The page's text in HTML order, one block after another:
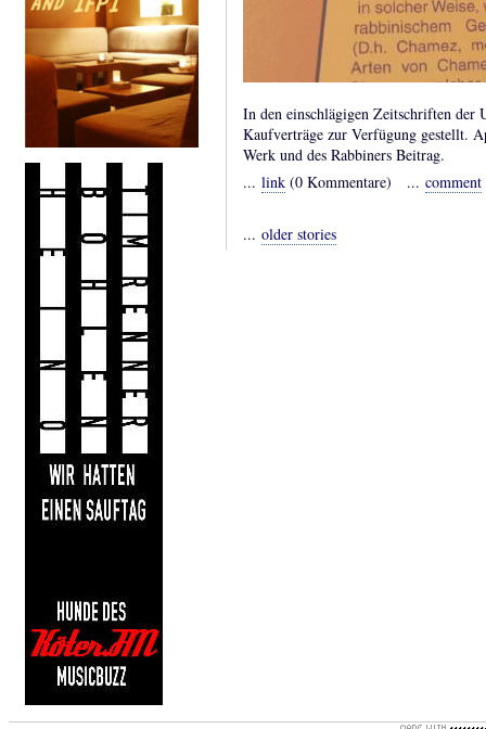
In den einschlägigen Zeitschriften der
Kaufverträge zur Verfügung gestellt.
Werk und des Rabbiners Beitrag.
... link (0 Kommentare) ... comment
... older stories